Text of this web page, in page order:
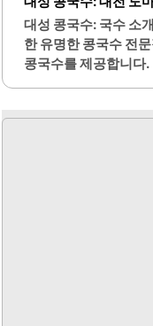
대성 콩국수: 국수 소
한 유명한 콩국수 전
콩국수를 제공합니다
식힐 수 있는 최적의